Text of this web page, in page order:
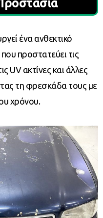
ένα ανθεκτικό
προστατεύει τις
UV ακτίνες και άλλες
τη φρεσκάδα τους με
χρόνου.